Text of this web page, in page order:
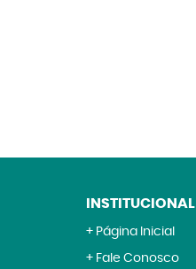
INSTITUCIONAL
Página Inicial
Fale Conosco